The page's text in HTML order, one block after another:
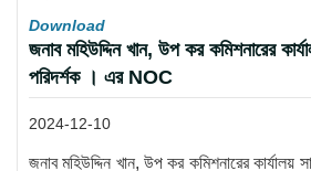
Download
জনাব মহিউদ্দিন খান, উপ কর কমিশনারের
পরিদর্শক । এর NOC
2024-12-10
জনাব মহিউদ্দিন খান, উপ কর কমিশনারের